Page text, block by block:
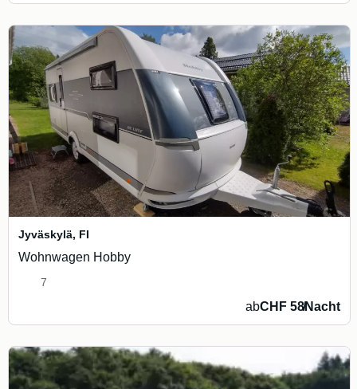
Jyväskylä, FI
Wohnwagen Hobby
7
abCHF 58/Nacht